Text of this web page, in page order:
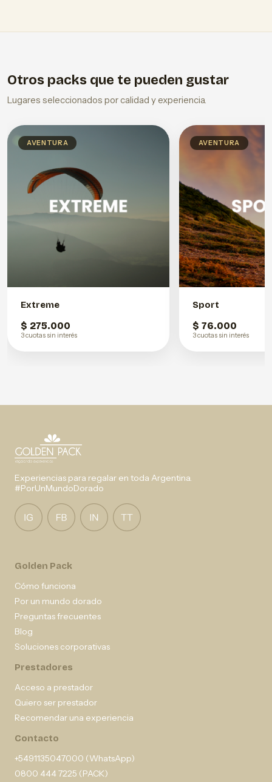
Otros packs que te pueden gustar
Lugares seleccionados por calidad y experiencia.
AVENTURA
Extreme
$ 275.000
3 cuotas sin interés
AVENTURA
Sport
$ 76.000
3 cuotas sin interés
Experiencias para regalar en toda Argentina.
#PorUnMundoDorado
Golden Pack
Cómo funciona
Por un mundo dorado
Preguntas frecuentes
Blog
Soluciones corporativas
Prestadores
Acceso a prestador
Quiero ser prestador
Recomendar una experiencia
Contacto
+5491135047000 (WhatsApp)
0800 444 7225 (PACK)